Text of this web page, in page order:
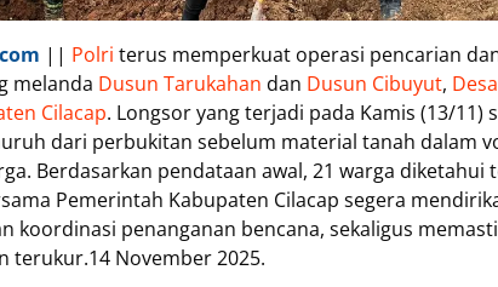
|| Polri terus memperkuat operasi pencarian
melanda Dusun Tarukahan dan Dusun Cibuyut,
Cilacap. Longsor yang terjadi pada Kamis (13/11)
dari perbukitan sebelum material tanah dalam
Berdasarkan pendataan awal, 21 warga
Pemerintah Kabupaten Cilacap segera
koordinasi penanganan bencana, sekaligus
terukur.14 November 2025.